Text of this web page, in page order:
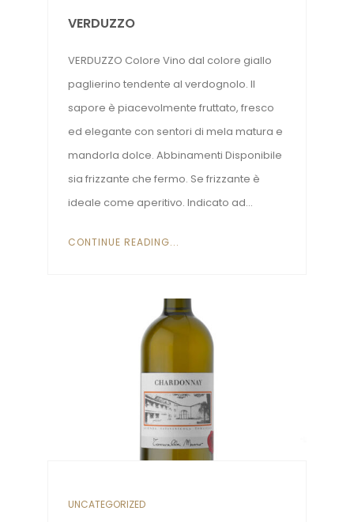
VERDUZZO
VERDUZZO Colore Vino dal colore giallo
paglierino tendente al verdognolo. Il
sapore è piacevolmente fruttato, fresco
ed elegante con sentori di mela matura e
mandorla dolce. Abbinamenti Disponibile
sia frizzante che fermo. Se frizzante è
ideale come aperitivo. Indicato ad...
CONTINUE READING...
UNCATEGORIZED